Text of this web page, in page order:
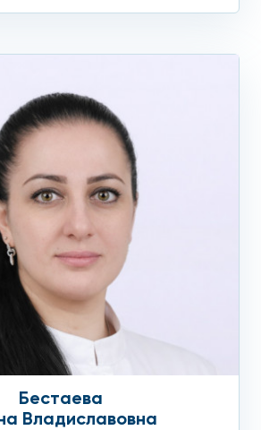
Бестаева
Владиславовна